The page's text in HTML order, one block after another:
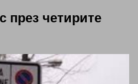
през четирите